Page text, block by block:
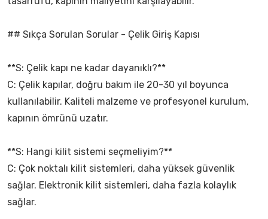
## Sıkça Sorulan Sorular - Çelik Giriş Kapısı
**S: Çelik kapı ne kadar dayanıklı?**
C: Çelik kapılar, doğru bakım ile 20-30 yıl boyunca
kullanılabilir. Kaliteli malzeme ve profesyonel kurulum,
kapının ömrünü uzatır.
**S: Hangi kilit sistemi seçmeliyim?**
C: Çok noktalı kilit sistemleri, daha yüksek güvenlik
sağlar. Elektronik kilit sistemleri, daha fazla kolaylık
sağlar.